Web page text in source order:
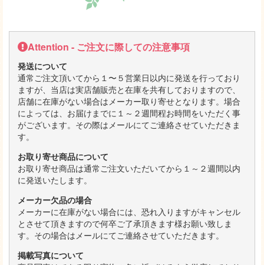
Attention - ご注文に際しての注意事項
発送について
通常ご注文頂いてから１〜５営業日以内に発送を行っており
ますが、当店は実店舗販売と在庫を共有しておりますので、
店舗に在庫がない場合はメーカー取り寄せとなります。場合
によっては、お届けまでに１～２週間程お時間をいただく事
がございます。その際はメールにてご連絡させていただきま
す。
お取り寄せ商品について
お取り寄せ商品は通常ご注文いただいてから１～２週間以内
に発送いたします。
メーカー欠品の場合
メーカーに在庫がない場合には、恐れ入りますがキャンセル
とさせて頂きますので何卒ご了承頂きます様お願い致しま
す。その場合はメールにてご連絡させていただきます。
掲載写真について